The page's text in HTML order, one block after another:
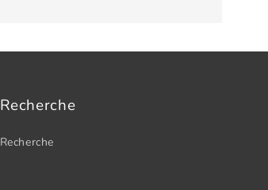
Recherche
Recherche